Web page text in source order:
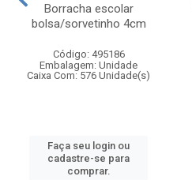
Borracha escolar
bolsa/sorvetinho 4cm
Código: 495186
Embalagem: Unidade
Caixa Com: 576 Unidade(s)
Faça seu login ou
cadastre-se para
comprar.